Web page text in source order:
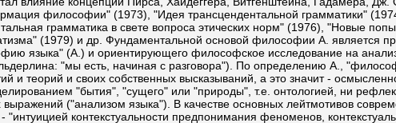
философии" (1973), "Идея трансцендентальной грамматики"
грамматика в свете вопроса этических норм" (1976), "Новые
(1979) и др. Фундаментальной основой философии А. является
языка" (А.) и ориентирующего философское исследование на
"мы есть, начиная с разговора"). По определению А.,
и теорий и своих собственных высказываний, а это значит -
"бытия", "сущего" или "природы", т.е. онтологией, ни
("анализом языка"). В качестве основных лейтмотивов
контекстуальности предпонимания феноменов,